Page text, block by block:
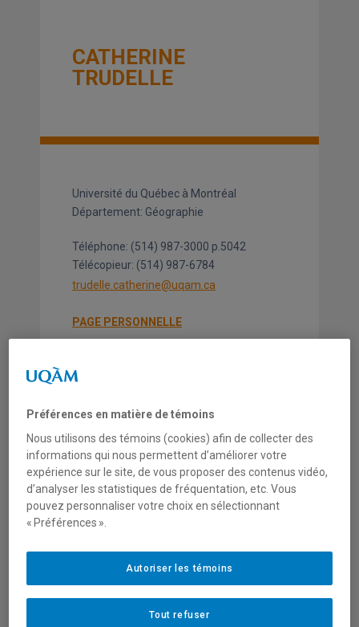
CATHERINE
TRUDELLE
Université du Québec à Montréal
Département: Géographie
Téléphone: (514) 987-3000 p.5042
Télécopieur: (514) 987-6784
trudelle.catherine@uqam.ca
PAGE PERSONNELLE
Territoires et milieux de vie
Membre régulier
DOMAINES D'EXPERTISE
Conflits urbains
Gouvernance territoriale
Écologie humaine
Espaces urbains et urbanité
Mouvements sociaux
Pratiques d’aménagement
Préférences en matière de témoins
Nous utilisons des témoins (cookies) afin de collecter des
informations qui nous permettent d’améliorer votre
expérience sur le site, de vous proposer des contenus vidéo,
d’analyser les statistiques de fréquentation, etc. Vous
pouvez personnaliser votre choix en sélectionnant
« Préférences ».
Tout refuser
Autoriser les témoins